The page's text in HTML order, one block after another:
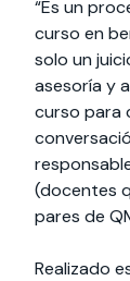
“Es un
curso en
solo un
asesoría y
curso para
(docentes
pares de
Realizado